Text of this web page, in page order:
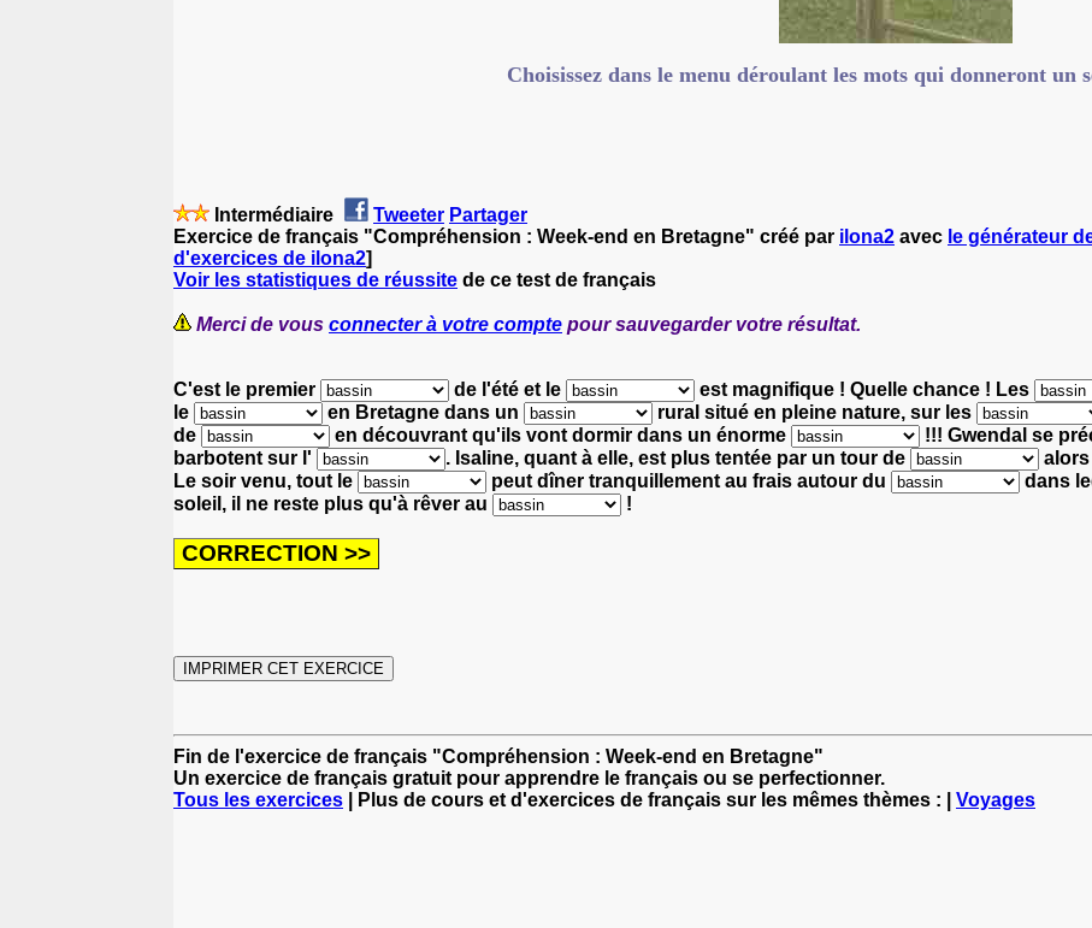
Choisissez dans le menu déroulant les mots qui donneront un
Intermédiaire Tweeter Partager
Exercice de français "Compréhension : Week-end en Bretagne" créé par ilona2 avec le générateur
d'exercices de ilona2]
Voir les statistiques de réussite de ce test de français
Merci de vous connecter à votre compte pour sauvegarder votre résultat.
C'est le premier de l'été et le est magnifique ! Quelle chance ! Les
le
en Bretagne dans un rural situé en pleine nature, sur les
de
en découvrant qu'ils vont dormir dans un énorme !!! Gwendal se
barbotent sur l'
. Isaline, quant à elle, est plus tentée par un tour de
Le soir venu, tout le
peut dîner tranquillement au frais autour du dans
soleil, il ne reste plus qu'à rêver au
!
Fin de l'exercice de français "Compréhension : Week-end en Bretagne"
Un exercice de français gratuit pour apprendre le français ou se perfectionner.
Tous les exercices | Plus de cours et d'exercices de français sur les mêmes thèmes : | Voyages